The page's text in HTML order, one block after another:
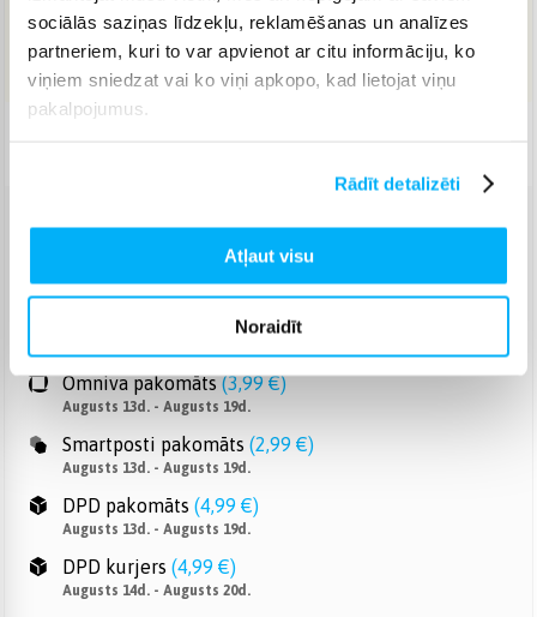
sociālās saziņas līdzekļu, reklamēšanas un analīzes
partneriem, kuri to var apvienot ar citu informāciju, ko
viņiem sniedzat vai ko viņi apkopo, kad lietojat viņu
pakalpojumus.
Rādīt detalizēti
Atļaut visu
Noraidīt
IELIKT GROZĀ
Augusts 13d. - Augusts 19d.
Venipak Kurjers (3,99 €)
Apmaksā pilnu summu skaidrā naudā piegādes brīdī.
Omniva pakomāts (3,99 €)
Augusts 13d. - Augusts 19d.
Smartposti pakomāts (2,99 €)
Augusts 13d. - Augusts 19d.
DPD pakomāts (4,99 €)
Augusts 13d. - Augusts 19d.
DPD kurjers (4,99 €)
Augusts 14d. - Augusts 20d.